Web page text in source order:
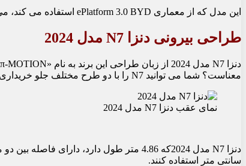
این مدل که از معماری ePlatform 3.0 BYD استفاده می کند، می تواند با گزینه های دیفرانسیل جلو یا AWD خریداری شود.
طراحی بیرونی دنزا N7 مدل 2024
معناست؟ شما می توانید N7 را با دو طرح مختلف جلو خریداری کنید.
نمای عقب دنزا N7 مدل 2024
سانتی متر استفاده کنند.